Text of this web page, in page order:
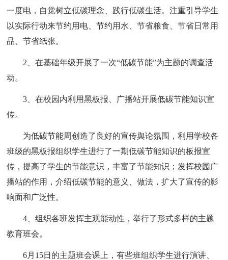
一度电，自觉树立低碳理念、践行低碳生活。注重引导学生
以实际行动来节约用电、节约用水、节省粮食、节省日常用
品、节省纸张。
2、在基础年级开展了一次“低碳节能”为主题的调查活
动。
3、在校园内利用黑板报、广播站开展低碳节能知识宣
传。
为低碳节能周创造了良好的宣传舆论氛围，利用学校各
班级的黑板报组织学生进行了一期低碳节能知识的板报宣
传，提高了学生的节能意识，丰富了节能知识；发挥校园广
播站的作用，介绍低碳节能的意义、做法，扩大了宣传的影
响面和广泛性。
4、组织各班发挥主观能动性，举行了形式多样的主题
教育班会。
6月15日的主题班会课上，有些班组织学生进行演讲、